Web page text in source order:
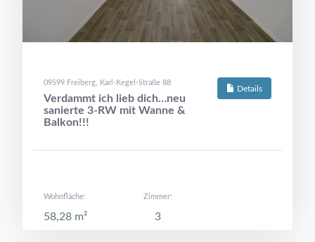
Details
09599 Freiberg, Karl-Kegel-Straße 88
Verdammt ich lieb dich…neu
sanierte 3-RW mit Wanne &
Balkon!!!
Wohnfläche:
58,28 m²
Zimmer:
3